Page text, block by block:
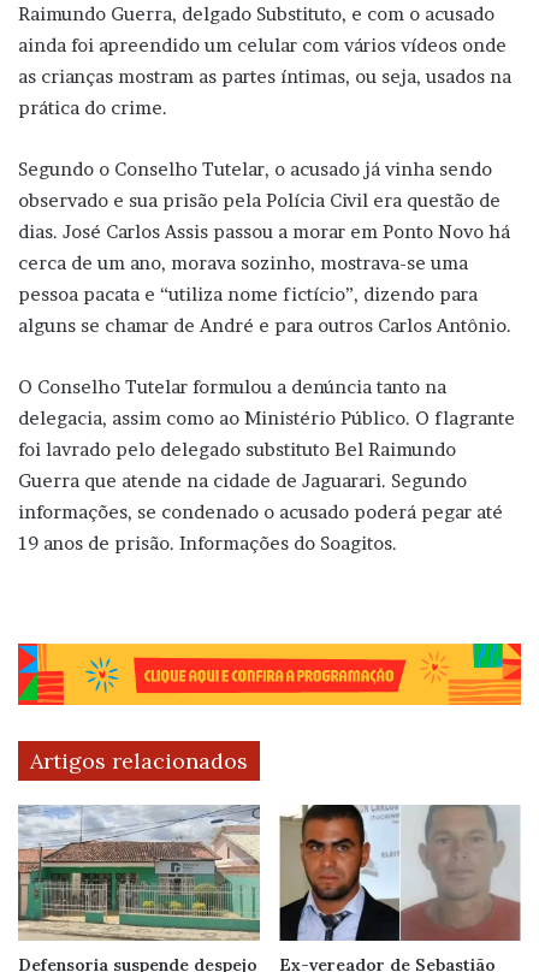
Raimundo Guerra, delgado Substituto, e com o acusado
ainda foi apreendido um celular com vários vídeos onde
as crianças mostram as partes íntimas, ou seja, usados na
prática do crime.
Segundo o Conselho Tutelar, o acusado já vinha sendo
observado e sua prisão pela Polícia Civil era questão de
dias. José Carlos Assis passou a morar em Ponto Novo há
cerca de um ano, morava sozinho, mostrava-se uma
pessoa pacata e “utiliza nome fictício”, dizendo para
alguns se chamar de André e para outros Carlos Antônio.
O Conselho Tutelar formulou a denúncia tanto na
delegacia, assim como ao Ministério Público. O flagrante
foi lavrado pelo delegado substituto Bel Raimundo
Guerra que atende na cidade de Jaguarari. Segundo
informações, se condenado o acusado poderá pegar até
19 anos de prisão. Informações do Soagitos.
Artigos relacionados
Defensoria suspende despejo
Ex-vereador de Sebastião